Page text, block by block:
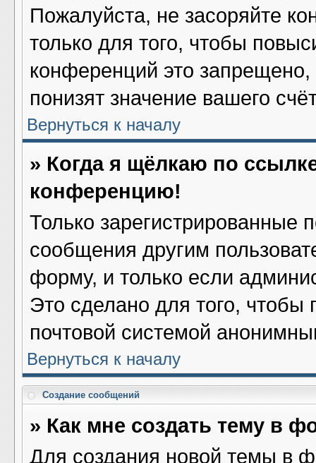
Пожалуйста, не засоряйте
только для того, чтобы
конференций это
понизят значение вашего
Вернуться к началу
» Когда я щёлкаю по
конференцию!
Только зарегистрированные
сообщения другим
форму, и только если
Это сделано для того, чтобы
почтовой системой
Вернуться к началу
Создание сообщений
» Как мне создать тему в
Для создания новой темы в